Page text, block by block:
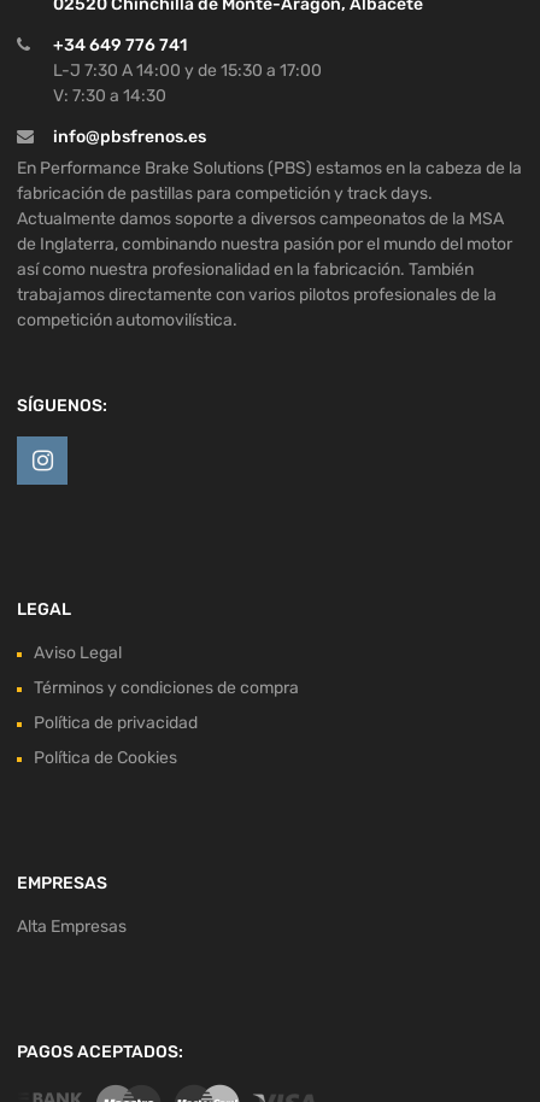
02520 Chinchilla de Monte-Aragón, Albacete
+34 649 776 741
L-J 7:30 A 14:00 y de 15:30 a 17:00
V: 7:30 a 14:30
info@pbsfrenos.es
En Performance Brake Solutions (PBS) estamos en la cabeza de la
fabricación de pastillas para competición y track days.
Actualmente damos soporte a diversos campeonatos de la MSA
de Inglaterra, combinando nuestra pasión por el mundo del motor
así como nuestra profesionalidad en la fabricación. También
trabajamos directamente con varios pilotos profesionales de la
competición automovilística.
SÍGUENOS:
LEGAL
Aviso Legal
Términos y condiciones de compra
Política de privacidad
Política de Cookies
EMPRESAS
Alta Empresas
PAGOS ACEPTADOS: